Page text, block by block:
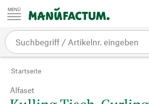
Zum Inhalt springen
Startseite
Alfaset